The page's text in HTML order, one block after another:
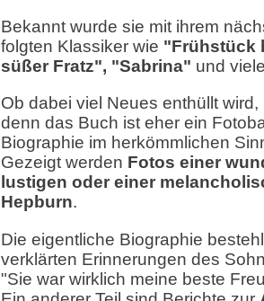
Bekannt wurde sie mit ihrem
folgten Klassiker wie "Frühstück
süßer Fratz", "Sabrina" und
Ob dabei viel Neues enthüllt
denn das Buch ist eher ein
Biographie im herkömmlichen
Gezeigt werden Fotos einer
lustigen oder einer
Hepburn.
Die eigentliche Biographie
verklärten Erinnerungen des
"Sie war wirklich meine beste